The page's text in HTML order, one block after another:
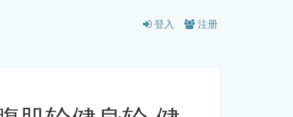
登入 注册